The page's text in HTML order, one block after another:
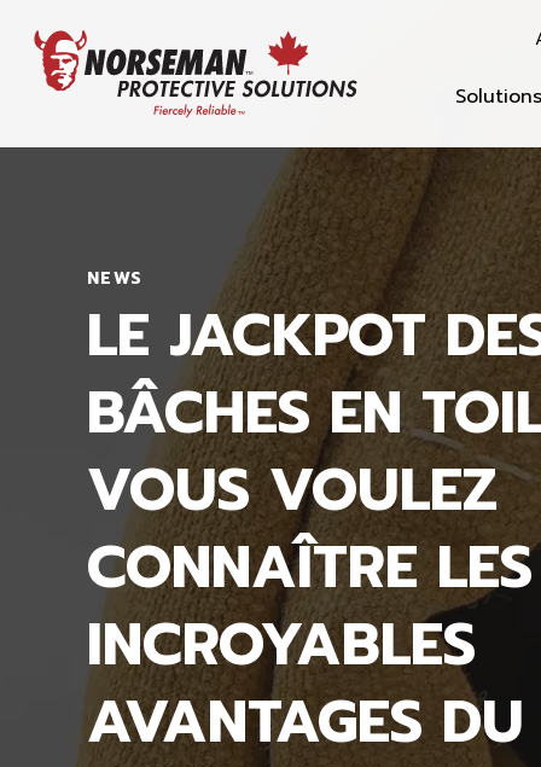
Solutions
NEWS
LE JACKPOT
BÂCHES EN
VOUS VOULEZ
CONNAÎTRE LES
INCROYABLES
AVANTAGES